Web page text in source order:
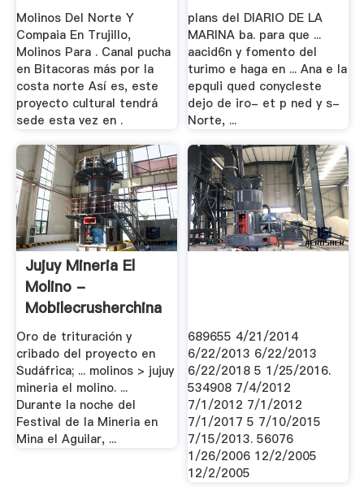
Molinos Del Norte Y
Compaia En Trujillo,
Molinos Para . Canal pucha
en Bitacoras más por la
costa norte Así es, este
proyecto cultural tendrá
sede esta vez en .
plans del DIARIO DE LA
MARINA ba. para que ...
aacid6n y fomento del
turimo e haga en ... Ana e Ia
epquli qued conycleste
dejo de iro- et p ned y s-
Norte, ...
Jujuy Mineria El
Molino -
Mobilecrusherchina
Oro de trituración y
cribado del proyecto en
Sudáfrica; ... molinos > jujuy
mineria el molino. ...
Durante la noche del
Festival de la Mineria en
Mina el Aguilar, ...
689655 4/21/2014
6/22/2013 6/22/2013
6/22/2018 5 1/25/2016.
534908 7/4/2012
7/1/2012 7/1/2012
7/1/2017 5 7/10/2015
7/15/2013. 56076
1/26/2006 12/2/2005
12/2/2005